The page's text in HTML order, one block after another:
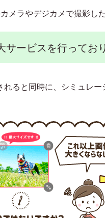
メラやデジカメで撮影し
ービスを行ってお
れると同時に、シミュレ